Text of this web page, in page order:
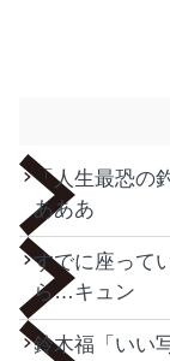
「人生最恐の
あああ
すでに座って
ら…キュン
鈴木福「いい